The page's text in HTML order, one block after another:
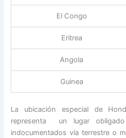
El Congo
Eritrea
Angola
Guinea
La ubicación especial de
representa un lugar
indocumentados vía terrestre o